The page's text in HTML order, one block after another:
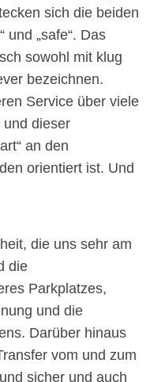
sich die beiden
und „safe“. Das
sowohl mit klug
bezeichnen.
Service über viele
dieser
an den
orientiert ist. Und
die uns sehr am
die
Parkplatzes,
und die
Darüber hinaus
vom und zum
sicher und auch